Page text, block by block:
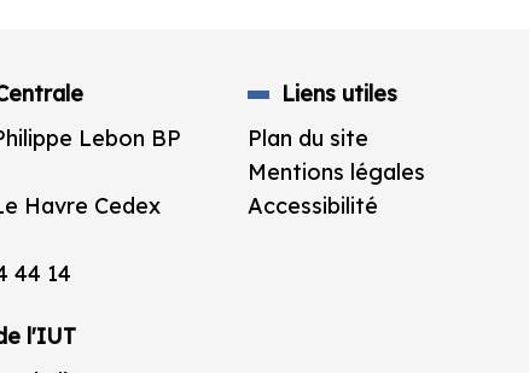
Lebon BP
Havre Cedex
44 14
l'IUT
Liens utiles
Plan du site
Mentions légales
Accessibilité